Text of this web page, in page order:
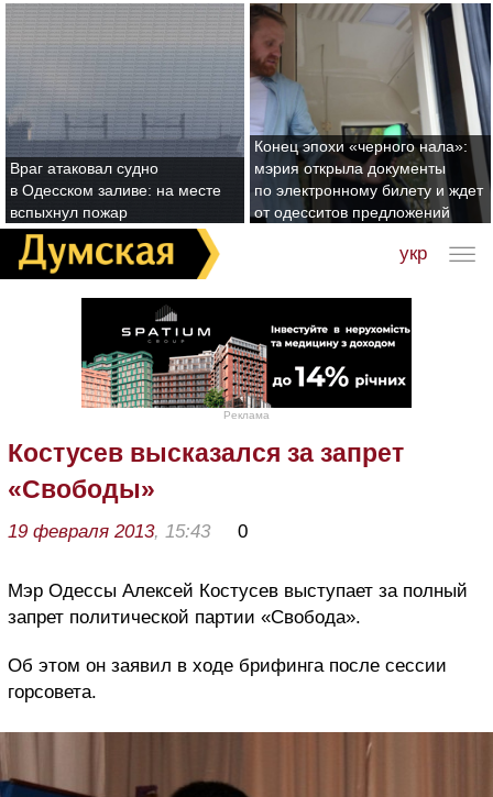
Враг атаковал судно
в Одесском заливе: на месте
вспыхнул пожар
Конец эпохи «черного нала»:
мэрия открыла документы
по электронному билету и ждет
от одесситов предложений
укр
Реклама
Костусев высказался за запрет
«Свободы»
19 февраля 2013, 15:43 0
Мэр Одессы Алексей Костусев выступает за полный
запрет политической партии «Свобода».
Об этом он заявил в ходе брифинга после сессии
горсовета.